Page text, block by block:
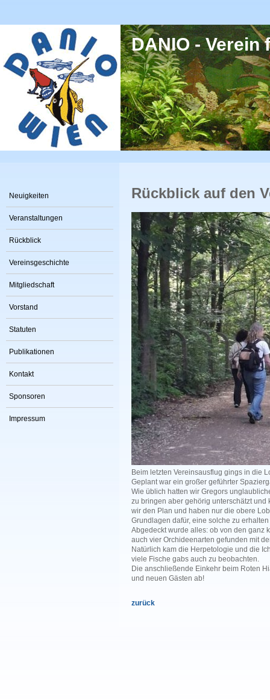
DANIO -
Neuigkeiten
Veranstaltungen
Rückblick
Vereinsgeschichte
Mitgliedschaft
Vorstand
Statuten
Publikationen
Kontakt
Sponsoren
Impressum
Rückblick auf den
Beim letzten Vereinsausflug gings in die
Geplant war ein großer geführter
Wie üblich hatten wir Gregors
zu bringen aber gehörig unterschätzt
wir den Plan und haben nur die obere
Grundlagen dafür, eine solche zu
Abgedeckt wurde alles: ob von den ganz
auch vier Orchideenarten gefunden mit
Natürlich kam die Herpetologie und die
viele Fische gabs auch zu beobachten.
Die anschließende Einkehr beim Roten
und neuen Gästen ab!
zurück